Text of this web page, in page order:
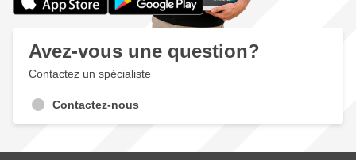
Avez-vous une question?
Contactez un spécialiste
Contactez-nous